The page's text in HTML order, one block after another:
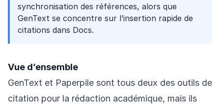
synchronisation des références, alors que
GenText se concentre sur l’insertion rapide de
citations dans Docs.
Vue d’ensemble
GenText et Paperpile sont tous deux des outils de
citation pour la rédaction académique, mais ils